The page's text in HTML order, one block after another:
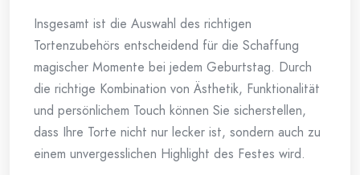
Insgesamt ist die Auswahl des richtigen
Tortenzubehörs entscheidend für die Schaffung
magischer Momente bei jedem Geburtstag. Durch
die richtige Kombination von Ästhetik, Funktionalität
und persönlichem Touch können Sie sicherstellen,
dass Ihre Torte nicht nur lecker ist, sondern auch zu
einem unvergesslichen Highlight des Festes wird.